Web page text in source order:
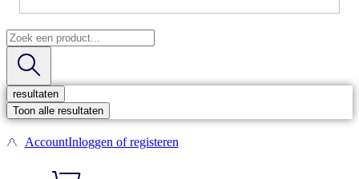
Search
...
resultaten
Toon alle resultaten
AccountInloggen of registeren